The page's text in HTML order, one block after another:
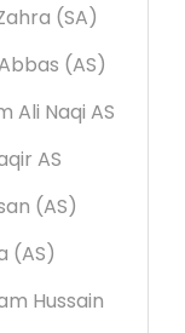
(SA)
(AS)
Ali Naqi AS
AS
(AS)
(AS)
Hussain